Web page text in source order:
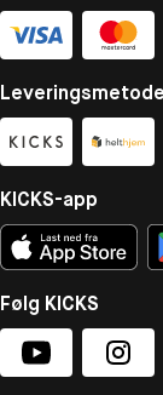
KICKS-app
Følg KICKS